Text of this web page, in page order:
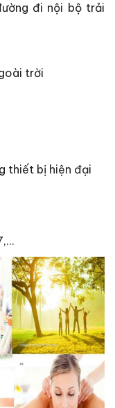
đi nội bộ trải
trời
thiết bị hiện đại